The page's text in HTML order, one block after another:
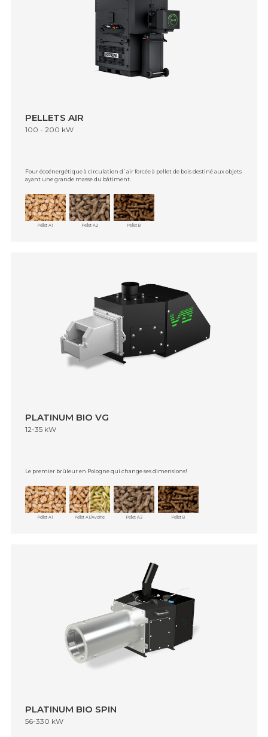
PELLETS AIR
100 - 200 kW
Four écoénergétique à circulation d`air forcée à pellet de bois destiné aux objets
ayant une grande masse du bâtiment.
Pellet A1 Pellet A2 Pellet B
PLATINUM BIO VG
12-35 kW
Le premier brûleur en Pologne qui change ses dimensions!
Pellet A1 Pellet A1/Avoine Pellet A2 Pellet B
PLATINUM BIO SPIN
56-330 kW